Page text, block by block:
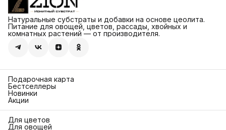
Натуральные субстраты и добавки на основе цеолита.
Питание для овощей, цветов, рассады, хвойных и
комнатных растений — от производителя.
Подарочная карта
Бестселлеры
Новинки
Акции
Для цветов
Для овощей